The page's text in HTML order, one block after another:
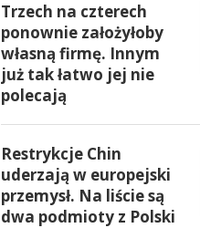
Trzech na czterech
ponownie założyłoby
własną firmę. Innym
już tak łatwo jej nie
polecają
Restrykcje Chin
uderzają w europejski
przemysł. Na liście są
dwa podmioty z Polski